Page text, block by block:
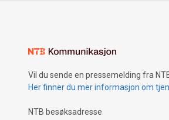
Vil du sende en pressemelding fra
Her finner du mer informasjon om
NTB besøksadresse